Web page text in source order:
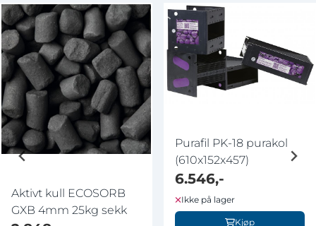
Aktivt kull ECOSORB
GXB 4mm 25kg sekk
Purafil PK-18 purakol
(610x152x457)
6.546,-
Ikke på lager
Kjøp